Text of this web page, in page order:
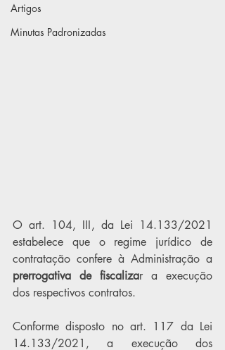
Artigos
Minutas Padronizadas
O art. 104, III, da Lei 14.133/2021
estabelece que o regime jurídico de
contratação
prerrogativa de fiscalizar a execução
dos respectivos contratos.
Conforme disposto no art. 117 da Lei
14.133/2021, a execução dos